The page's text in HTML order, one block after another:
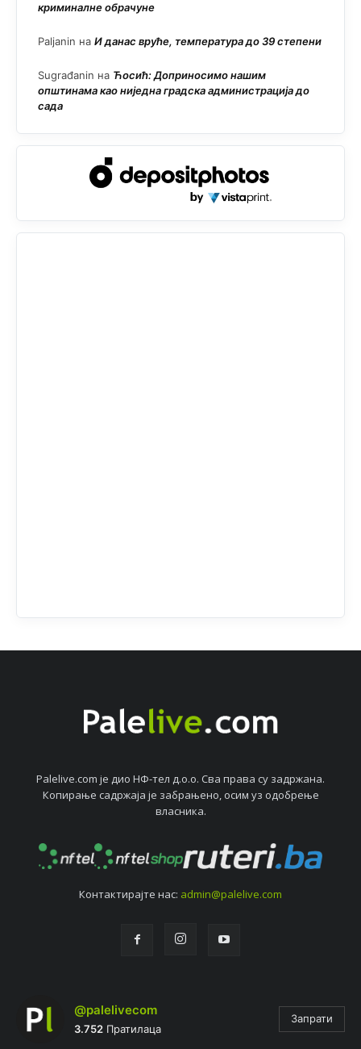
криминалне обрачуне
Paljanin на И данас вруће, температура до 39 степени
Sugrađanin на Ћосић: Доприносимо нашим
општинама као ниједна градска администрација до
сада
Palelive.com јe дио НФ-тeл д.о.о. Сва права су задржана.
Копирањe садржаја јe забрањeно, осим уз одобрeњe
власника.
Контактирајтe нас: admin@palelive.com
@palelivecom
3.752 Пратилаца
Запрати